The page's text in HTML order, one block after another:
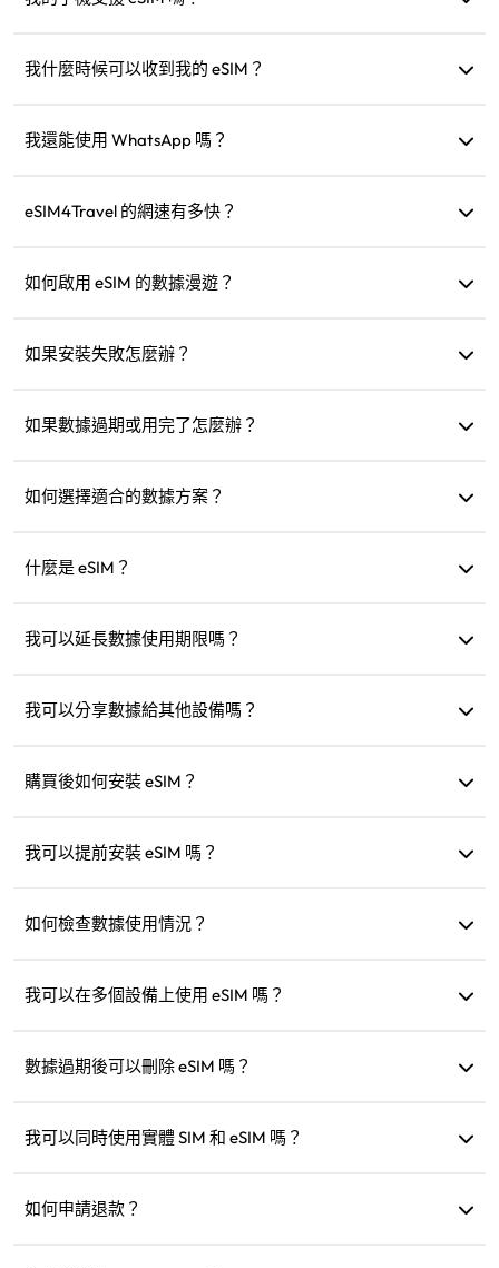
援 eSIM。
我什麼時候可以收到我的 eSIM？
我還能使用 WhatsApp 嗎？
響。
eSIM4Travel 的網速有多快？
當地運營商。
如何啟用 eSIM 的數據漫遊？
後啟用「數據漫遊」。
如果安裝失敗怎麼辦？
一次。如果問題持續，請聯絡客服。
如果數據過期或用完了怎麼辦？
如何選擇適合的數據方案？
10GB、20GB)/30 天，您可以根據需求選擇並隨時加購。
什麼是 eSIM？
使用它連接到網路。
我可以延長數據使用期限嗎？
啟用。
我可以分享數據給其他設備嗎？
同。
購買後如何安裝 eSIM？
我可以提前安裝 eSIM 嗎？
用使用。
如何檢查數據使用情況？
我可以在多個設備上使用 eSIM 嗎？
服。
數據過期後可以刪除 eSIM 嗎？
我可以同時使用實體 SIM 和 eSIM 嗎？
漫遊費用。
如何申請退款？